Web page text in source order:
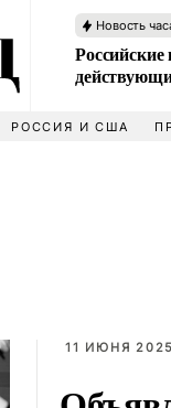
Новость
РОССИЯ И США
11 ИЮНЯ